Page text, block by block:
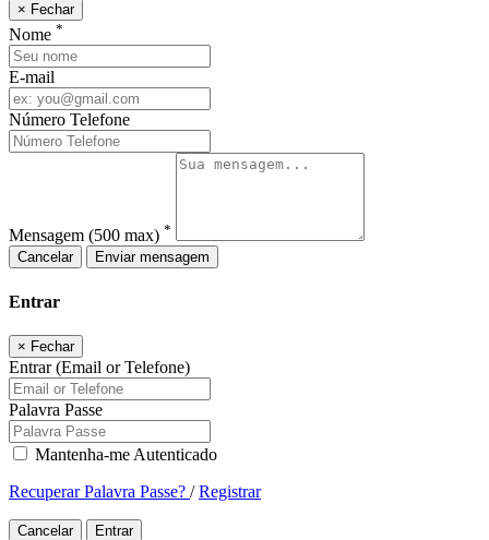
× Fechar
Nome *
E-mail
Número Telefone
Mensagem (500 max) *
Cancelar
Enviar mensagem
Entrar
× Fechar
Entrar (Email or Telefone)
Palavra Passe
Mantenha-me Autenticado
Recuperar Palavra Passe? /Registrar
Cancelar Entrar